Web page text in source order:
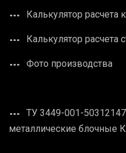
Калькулятор расчета
Калькулятор расчета
Фото производства
ТУ 3449-001-
металлические блочные